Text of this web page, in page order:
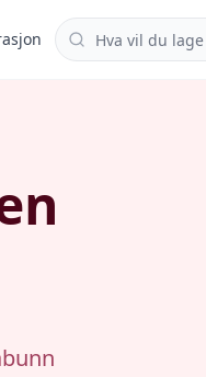
Søk i oppskrifter